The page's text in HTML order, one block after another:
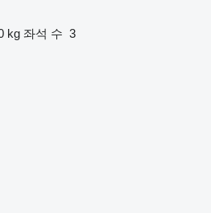
kg 좌석 수 3